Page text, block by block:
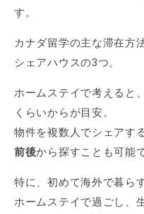
す。
カナダ留学の主な滞在方
シェアハウスの3つ。
ホームステイで考えると
くらいからが目安。
物件を複数人でシェアす
前後から探すことも可能
特に、初めて海外で暮ら
ホームステイで過ごし、